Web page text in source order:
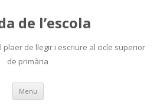
de l’escola
de llegir i escriure al cicle superior
de primària
Menu Skip
content